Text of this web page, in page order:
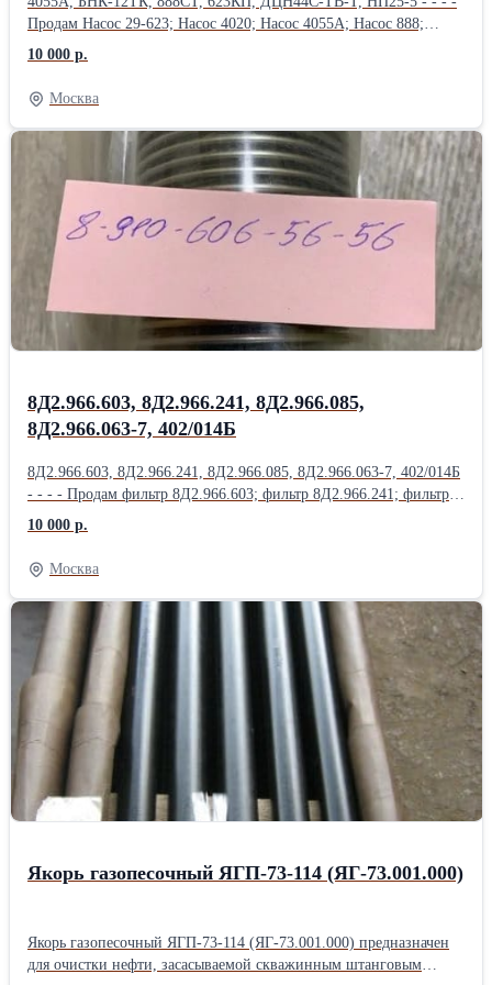
Продам Насос 29-623; Насос 4020; Насос 4055А; Насос 888;
Насос 888А; Насос 888СТ; Насос 890; Насос 890С; Насос 892АМ;
Продам Насос 918 (МТ-800 ); Насос 918А ( МТ-800 );
Насос 918Б ( МТ-800 ); Насос БНК-10ТК; Насос БНК-12ТК;
Насос 4062 ( МТ-800 ); Насос 435ФТ; Продам
Насос 463Б (МВ-280Б); Насос 465А; Насос 465Д (МП-6000-2с);
Насос 465К; Насос 465К ( Д-4500К); Насос 465МТВ; Продам
Насос 465МТВ (Д-1500ТВ); Насос 465П; Насос 623;
Насос 623АНМ; Насос 623Б; Насос 623К; Насос 623КП;
Насос 623Т1; Продам Насос 623Я; Насос 702М.500; Насос 876А;
Насос ДЦН-44С ТВ-Т; Насос ДЦН44С-ТВ-Т; Насос НД144-
22; НД-8С; Насос НП25-5; Продам Насос НП25-5Л; Насос НП25-
10 000 р.
Москва
8Д2.966.603, 8Д2.966.241, 8Д2.966.085,
8Д2.966.063-7, 402/014Б
8Д2.966.603, 8Д2.966.241, 8Д2.966.085, 8Д2.966.063-7, 402/014Б
- - - - Продам фильтр 8Д2.966.603; фильтр 8Д2.966.241; фильтр
8Д2.966.085; фильтр 8Д2.966.063-7; фильтр 402/014Б; фильтр
8Д2.966.457; Продам фильтр 8Д2.966.458; фильтр 8Д2.966.511-
15; фильтр 8Д2.966.041-1; фильтр 8Д2.966.041-2; фильтр
8Д2.966.041-8; Продам Фильтропакет 8Д2.966.034-2
Фильтропакет 8Д2.966.034-4; Фильтропакет 8Д2.966.034-6;
Фильтропакет 8Д2.966.034-8; Фильтропакет 8Д2.966.034-10;
Продам Фильтропакет 8Д2.966.034-12; Фильтропакет
8Д2.966.034-13; Фильтропакет 8Д2.966.034-14; Фильтропакет
8Д2.966.034-15; Фильтропакет 8Д2.966.034-16; Продам
Фильтропакет 8Д2.966.034-17; Фильтропакет 8Д2.966.034-18;
фильтродиск 8Д6.270.001-1; фильтродиск 8Д6.270.001-2;
фильтродиск 8Д6.270.001-3; Продам фильтродиск 8Д6.270.001-4;
фильтродиск 8Д6.270.001-5; фильтродиск 8Д6.270.001-6
10 000 р.
Москва
Якорь газопесочный ЯГП-73-114 (ЯГ-73.001.000)
Якорь газопесочный ЯГП-73-114 (ЯГ-73.001.000) предназначен
для очистки нефти, засасываемой скважинным штанговым